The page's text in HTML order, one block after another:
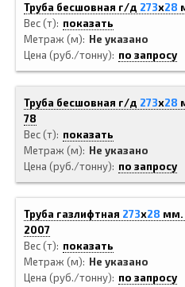
Труба бесшовная г/д 273x28
Вес (т)
показать
Метраж (м)
Не указано
Цена (руб./тонну)
по запросу
Труба бесшовная г/д 273x28
78
Вес (т)
показать
Метраж (м)
Не указано
Цена (руб./тонну)
по запросу
Труба газлифтная 273x28 мм.
2007
Вес (т)
показать
Метраж (м)
Не указано
Цена (руб./тонну)
по запросу